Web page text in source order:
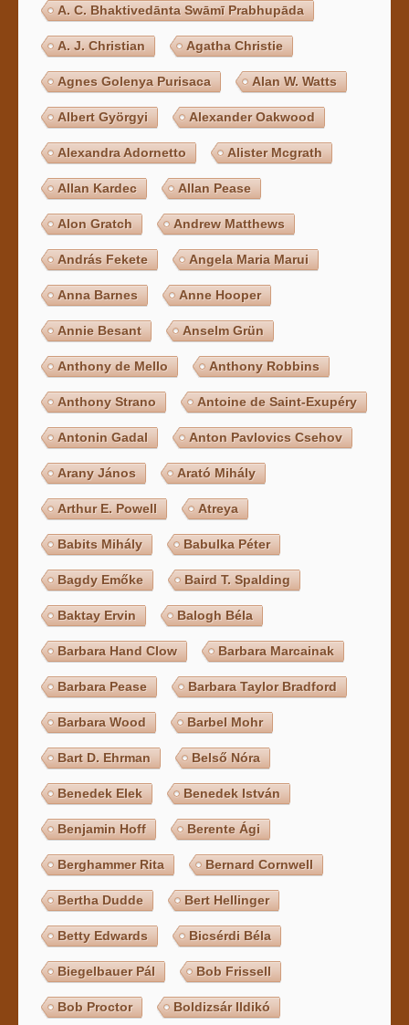
A. C. Bhaktivedānta Swāmī Prabhupāda
A. J. Christian Agatha Christie
Agnes Golenya Purisaca Alan W. Watts
Albert Györgyi Alexander Oakwood
Alexandra Adornetto Alister Mcgrath
Allan Kardec Allan Pease
Alon Gratch Andrew Matthews
András Fekete Angela Maria Marui
Anna Barnes Anne Hooper
Annie Besant Anselm Grün
Anthony de Mello Anthony Robbins
Anthony Strano Antoine de Saint-Exupéry
Antonin Gadal Anton Pavlovics Csehov
Arany János Arató Mihály
Arthur E. Powell Atreya
Babits Mihály Babulka Péter
Bagdy Emőke Baird T. Spalding
Baktay Ervin Balogh Béla
Barbara Hand Clow Barbara Marcainak
Barbara Pease Barbara Taylor Bradford
Barbara Wood Barbel Mohr
Bart D. Ehrman Belső Nóra
Benedek Elek Benedek István
Benjamin Hoff Berente Ági
Berghammer Rita Bernard Cornwell
Bertha Dudde Bert Hellinger
Betty Edwards Bicsérdi Béla
Biegelbauer Pál Bob Frissell
Bob Proctor Boldizsár Ildikó